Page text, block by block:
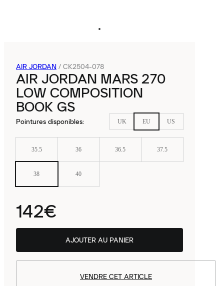
AIR JORDAN / CK2504-078
AIR JORDAN MARS 270
LOW COMPOSITION
BOOK GS
Pointures disponibles: UK EU US
35.5 36 36.5 37.5
38 40
142€
AJOUTER AU PANIER
VENDRE CET ARTICLE